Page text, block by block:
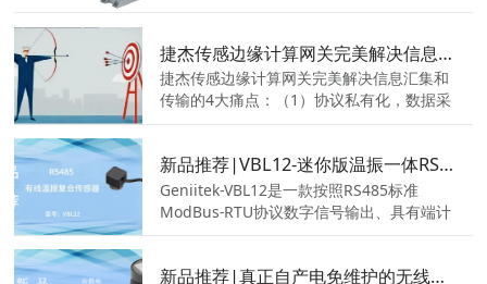
有着现实而又深远的意义。
捷杰传感边缘计算网关完美解决信息汇集和传输的４大痛点
捷杰传感边缘计算网关完美解决信息汇集和
传输的4大痛点：（1）协议私有化，数据采
升级；（4）无法断点续传，数据不完整。新品推荐|VBL12-迷你版温振一体RS485有线温振复合传感器诞生了！
Geniitek-VBL12是一款按照RS485标准
ModBus-RTU协议数字信号输出、具有端计
络，同一总线上最多支持32个测点同时进行
新品推荐|真正自产电免维护的无线温振智能传感器诞生了！